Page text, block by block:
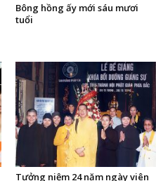
Bông hồng ấy mới sáu mươi
tuổi
Tưởng niệm 24 năm ngày viên